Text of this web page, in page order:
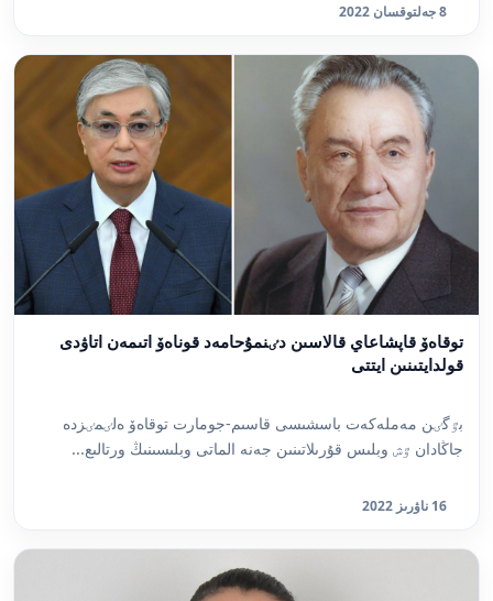
8 جەلتوقسان 2022
توقاەۆ قاپشاعاي قالاسىن دٸنمۇحامەد قوناەۆ اتىمەن اتاۋدى
قولدايتىنىن ايتتى
بٷگٸن مەملەكەت باسشىسى قاسىم-جومارت توقاەۆ ەلٸمٸزدە
جاڭادان ٷش وبلىس قۇرىلاتىنىن جەنە الماتى وبلىسىنىڭ ورتالىع...
16 ناۋرىز 2022